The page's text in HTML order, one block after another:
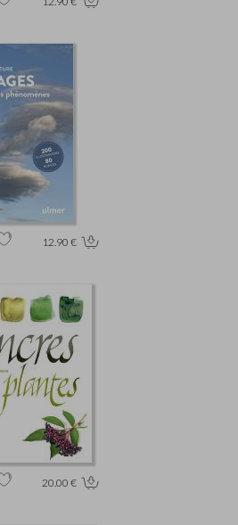
12.90 €
20.00 €